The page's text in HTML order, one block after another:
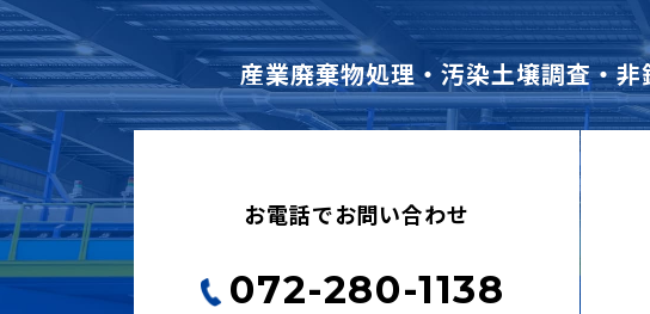
産業廃棄物処理・汚染土壌調査・
お電話でお問い合わせ
072-280-1138